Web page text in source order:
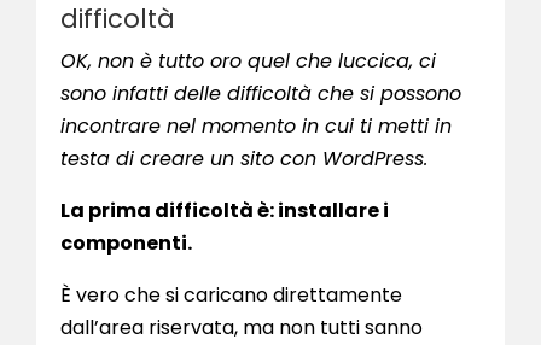
difficoltà
OK, non è tutto oro quel che luccica, ci
sono infatti delle difficoltà che si possono
incontrare nel momento in cui ti metti in
testa di creare un sito con WordPress.
La prima difficoltà è: installare i
componenti.
È vero che si caricano direttamente
dall’area riservata, ma non tutti sanno